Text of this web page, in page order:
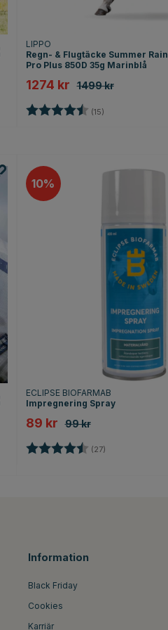
LIPPO
Regn- & Flugtäcke Summer Rain
Pro Plus 850D 35g Marinblå
1274 kr 1499 kr
Betyg: (15)
10
ECLIPSE BIOFARMAB
Impregnering Spray
89 kr 99 kr
Betyg: (27)
Information
Black Friday
Cookies
Karriär